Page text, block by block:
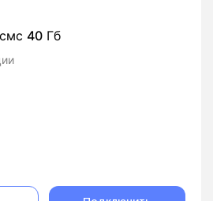
смс 40 Гб